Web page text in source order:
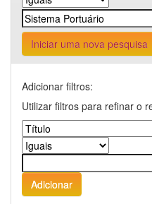
Iniciar uma nova pesquisa
Adicionar filtros:
Utilizar filtros para refinar o